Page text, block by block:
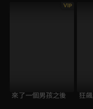
VIP
來了一個男孩之後 狂